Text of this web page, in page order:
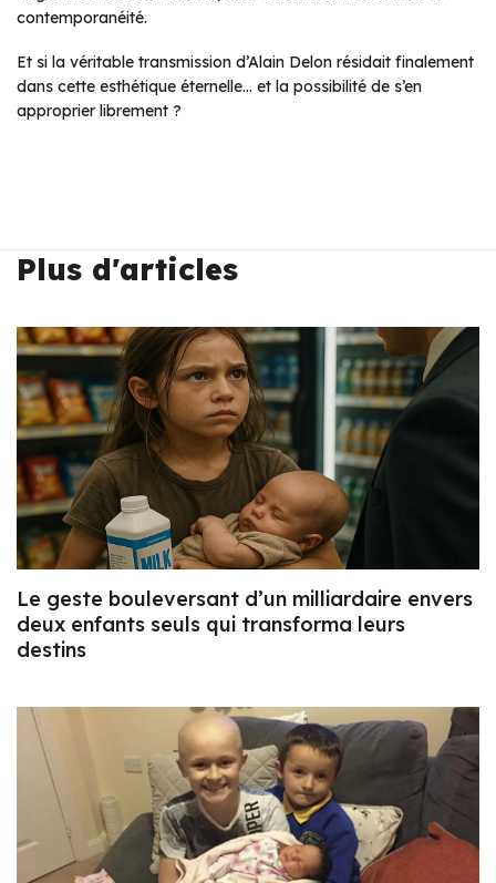
contemporanéité.
Et si la véritable transmission d’Alain Delon résidait finalement
dans cette esthétique éternelle… et la possibilité de s’en
approprier librement ?
Plus d'articles
Le geste bouleversant d’un milliardaire envers
deux enfants seuls qui transforma leurs
destins